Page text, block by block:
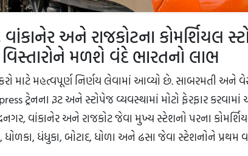
અને રાજકોટના કોમર્શિયલ
વિસ્તારોને મળશે વંદે ભારતનો લાભ
માટે મહત્વપૂર્ણ નિર્ણય લેવામાં આવ્યો છે. સાબરમતી અને
ટ્રેનના રૂટ અને સ્ટોપેજ વ્યવસ્થામાં મોટો ફેરફાર
વાંકાનેર અને રાજકોટ જેવા મુખ્ય સ્ટેશનો પરના
ધોળકા, ધંધુકા, બોટાદ, ધોળા અને ઢસા જેવા સ્ટેશનોને પ્રથમ